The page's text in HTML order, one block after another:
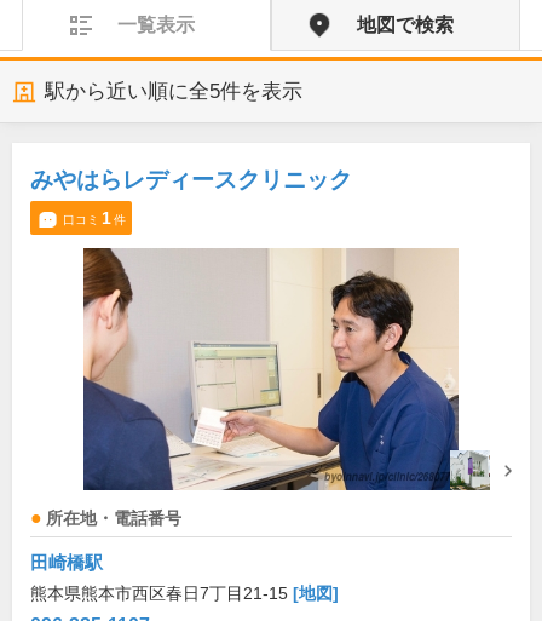
一覧表示 地図で検索
駅から近い順に全5件を表示
みやはらレディースクリニック
口コミ 1件
所在地・電話番号
田崎橋駅
熊本県熊本市西区春日7丁目21-15 [地図]